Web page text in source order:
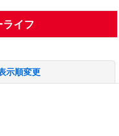
ライフ
示順変更